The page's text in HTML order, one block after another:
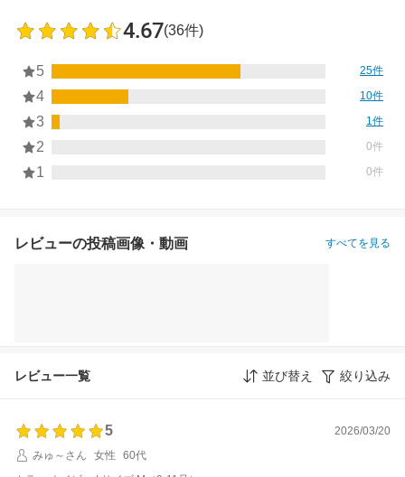
4.67(36件)
5 25件
4 10件
3 1件
2 0件
1 0件
レビューの投稿画像・動画 すべてを見る
レビュー一覧 並び替え 絞り込み
5
2026/03/20
みゅ～さん
女性
60代